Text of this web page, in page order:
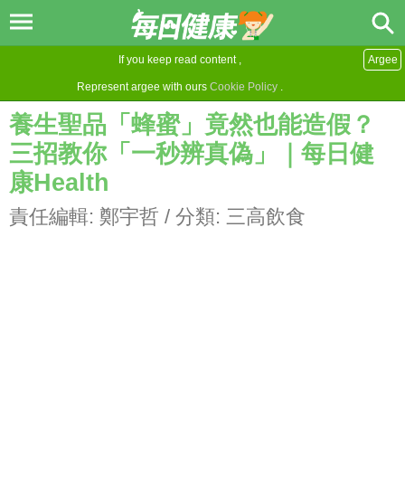
If you keep read content ,
Represent argee with ours Cookie Policy .
Argee
養生聖品「蜂蜜」竟然也能造假？
三招教你「一秒辨真偽」｜每日健
康Health
責任編輯: 鄭宇哲 / 分類: 三高飲食